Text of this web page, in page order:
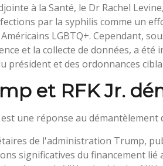
à la Santé, le Dr Rachel
par la syphilis comme un
LGBTQ+. Cependant,
et la collecte de données, a
président et des ordonnances
et RFK Jr.
une réponse au
de l'administration Trump,
significatives du financement